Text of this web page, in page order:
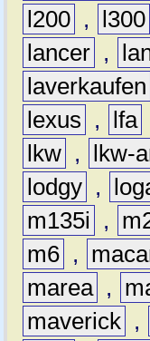
l200 , l300
lancer ,
laverkaufen
lexus
, lfa
lkw , lkw-
lodgy ,
m135i
,
m6 ,
marea ,
maverick ,